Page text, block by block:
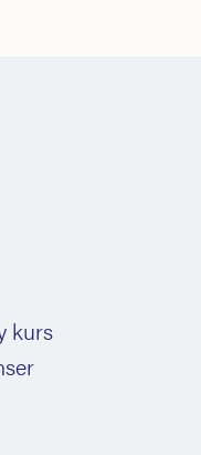
kurs